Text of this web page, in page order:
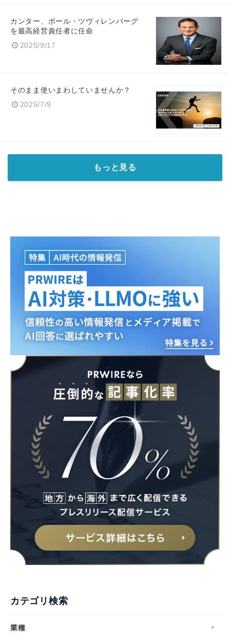
カンター、ポール・ツヴィレンバーグ
を最高経営責任者に任命
2025/9/17
そのまま使いまわしていませんか？
2025/7/9
もっと見る
カテゴリ検索
業種